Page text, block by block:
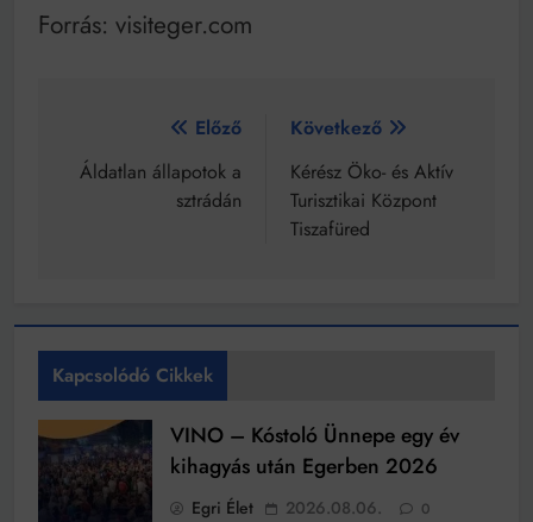
Forrás: visiteger.com
Bejegyzés
navigáció
Előző
Áldatlan állapotok a
sztrádán
Következő
Kérész Öko- és Aktív
Turisztikai Központ
Tiszafüred
Kapcsolódó Cikkek
VINO – Kóstoló Ünnepe egy év
kihagyás után Egerben 2026
Egri Élet 2026.08.06. 0